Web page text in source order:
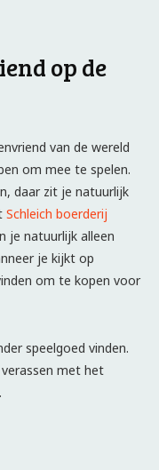
op de
van de wereld
om mee te spelen.
daar zit je natuurlijk
Schleich boerderij
je natuurlijk alleen
je kijkt op
om te kopen voor
speelgoed vinden.
met het